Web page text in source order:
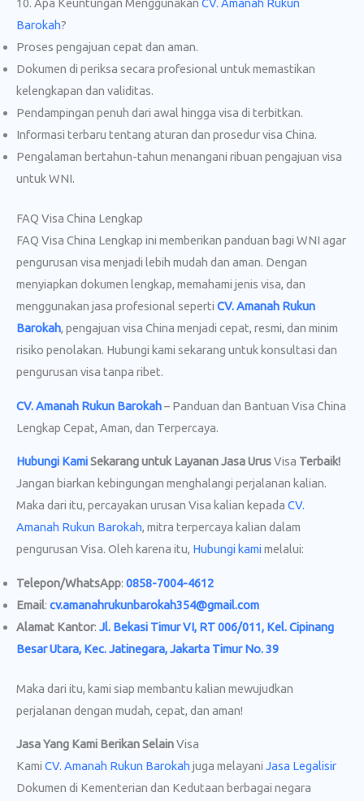
10. Apa Keuntungan Menggunakan CV. Amanah Rukun
Barokah?
Proses pengajuan cepat dan aman.
Dokumen di periksa secara profesional untuk memastikan
kelengkapan dan validitas.
Pendampingan penuh dari awal hingga visa di terbitkan.
Informasi terbaru tentang aturan dan prosedur visa China.
Pengalaman bertahun-tahun menangani ribuan pengajuan visa
untuk WNI.
FAQ Visa China Lengkap
FAQ Visa China Lengkap ini memberikan panduan bagi WNI agar
pengurusan visa menjadi lebih mudah dan aman. Dengan
menyiapkan dokumen lengkap, memahami jenis visa, dan
menggunakan jasa profesional seperti CV. Amanah Rukun
Barokah, pengajuan visa China menjadi cepat, resmi, dan minim
risiko penolakan. Hubungi kami sekarang untuk konsultasi dan
pengurusan visa tanpa ribet.
CV. Amanah Rukun Barokah– Panduan dan Bantuan Visa China
Lengkap Cepat, Aman, dan Terpercaya.
Hubungi KamiSekarang untuk Layanan Jasa UrusVisa Terbaik!
Jangan biarkan kebingungan menghalangi perjalanan kalian.
Maka dari itu, percayakan urusan Visa kalian kepada CV.
Amanah Rukun Barokah, mitra terpercaya kalian dalam
pengurusan Visa. Oleh karena itu, Hubungi kamimelalui:
Telepon/WhatsApp: 0858-7004-4612
Email: cv.amanahrukunbarokah354@gmail.com
Alamat Kantor: Jl. Bekasi Timur VI, RT 006/011, Kel. Cipinang
Besar Utara, Kec. Jatinegara, Jakarta Timur No. 39
Maka dari itu, kami siap membantu kalian mewujudkan
perjalanan dengan mudah, cepat, dan aman!
Jasa Yang Kami Berikan SelainVisa
Kami CV. Amanah Rukun Barokah juga melayani Jasa Legalisir
Dokumen di Kementerian dan Kedutaan berbagai negara